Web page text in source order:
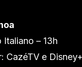
Italiano – 13h
CazéTV e Disney+